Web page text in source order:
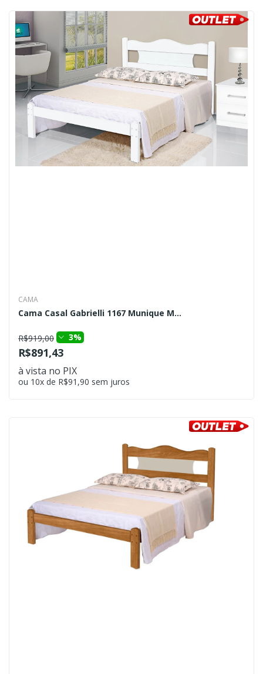
CAMA
Cama Casal Gabrielli 1167 Munique M...
R$919,00 3%
R$891,43
à vista no PIX
ou 10x de R$91,90 sem juros